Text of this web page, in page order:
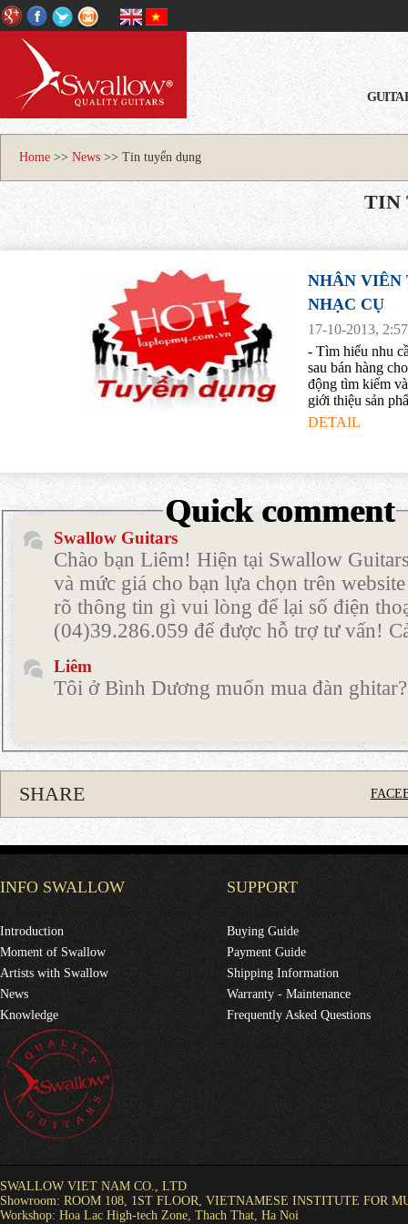
Home >> News >> Tin tuyển dụng
TIN
NHÂN VIÊN
NHẠC CỤ
17-10-2013,
- Tìm hiểu nhu
sau bán hàng
động tìm kiếm
giới thiệu sản
DETAIL
Quick comment
Swallow Guitars
Chào bạn Liêm! Hiện tại Swallow
và mức giá cho bạn lựa chọn trên
rõ thông tin gì vui lòng để lại số điện
(04)39.286.059 để được hỗ trợ tư vấn!
Liêm
Tôi ở Bình Dương muốn mua đàn ghitar?
Chào Anh/Chị! Cảm ơn Anh/Chị đã liên
cho em xin Số điện thoại để em dễ dàng
ạ! Cảm ơn Anh/Chị!
Hạnh
Tôi muốn nhờ tư vấn mua đàn cho
Kim Ngân
Những cây đàn của Swallow rất đẹp
Nguyễn Bảo Toàn
Tôi muốn được tư vấn để mua 1 cây
chơi ở thể loại fingerstyle trước đó đã có
lê nhật Minh
em muốn mua dây low g string. em ở
lê nhật Minh
em muốn mua dây low g string. em ở
Hoàng Ngọc
Cửa hàng cho tôi hỏi: Tôi muốn mua bộ
chuyển đến tận nơi không? Thời gian
Xuân)
SHARE
INFO SWALLOW
Introduction
Moment of Swallow
Artists with Swallow
News
Knowledge
SUPPORT
Buying Guide
Payment Guide
Shipping Information
Warranty - Maintenance
Frequently Asked Questions
SWALLOW VIET NAM CO., LTD
Showroom: ROOM 108, 1ST FLOOR, VIETNAMESE INSTITUTE FOR
Workshop: Hoa Lac High-tech Zone, Thach That, Ha Noi